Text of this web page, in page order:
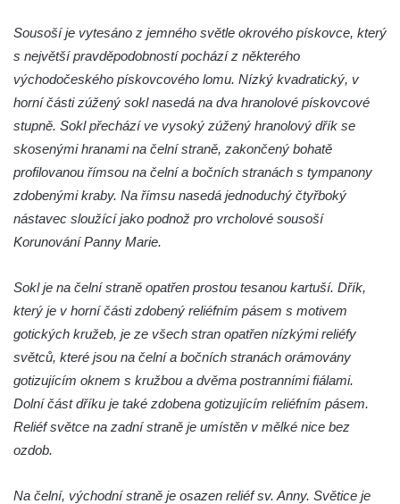
Socha Vlčice s mládětem v ZOO Hluboká
Socha Rys číhající na srnu v ZOO Hluboká
Socha Orlice v ZOO Hluboká
Socha Tygr v ZOO Hluboká
Socha Kozorožec horský v ZOO Hluboká
Socha Včela v ZOO Hluboká
Socha Housenka v ZOO Hluboká
Socha Rosomák v ZOO Hluboká
Socha Beruška v ZOO Hluboká
Socha Vážka v ZOO Hluboká
Socha Volavka v ZOO Hluboká
Flamingo trůn v ZOO Hluboká
Socha Opičákovník v ZOO Hluboká
Sousoší je vytesáno z jemného světle okrového pískovce, který
s největší pravděpodobností pochází z některého
východočeského pískovcového lomu. Nízký kvadratický, v
horní části zúžený sokl nasedá na dva hranolové pískovcové
stupně. Sokl přechází ve vysoký zúžený hranolový dřík se
skosenými hranami na čelní straně, zakončený bohatě
profilovanou římsou na čelní a bočních stranách s tympanony
zdobenými kraby. Na římsu nasedá jednoduchý čtyřboký
nástavec sloužící jako podnož pro vrcholové sousoší
Korunování Panny Marie.
Sokl je na čelní straně opatřen prostou tesanou kartuší. Dřík,
který je v horní části zdobený reliéfním pásem s motivem
gotických kružeb, je ze všech stran opatřen nízkými reliéfy
světců, které jsou na čelní a bočních stranách orámovány
gotizujícím oknem s kružbou a dvěma postranními fiálami.
Dolní část dříku je také zdobena gotizujícím reliéfním pásem.
Reliéf světce na zadní straně je umístěn v mělké nice bez
ozdob.
Na čelní, východní straně je osazen reliéf sv. Anny. Světice je